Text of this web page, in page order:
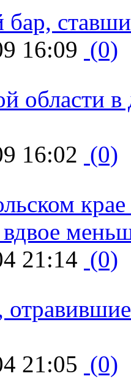
бар,
16:09 (0)
области в
16:02 (0)
21:14 (0)
21:05 (0)